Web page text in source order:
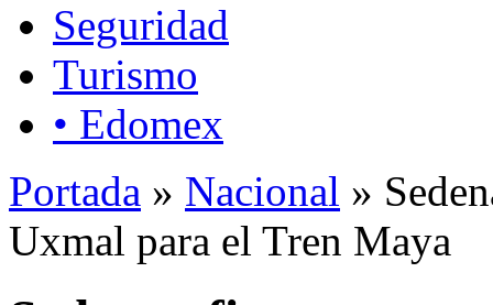
Seguridad
Turismo
• Edomex
Portada » Nacional »
Uxmal para el Tren Maya